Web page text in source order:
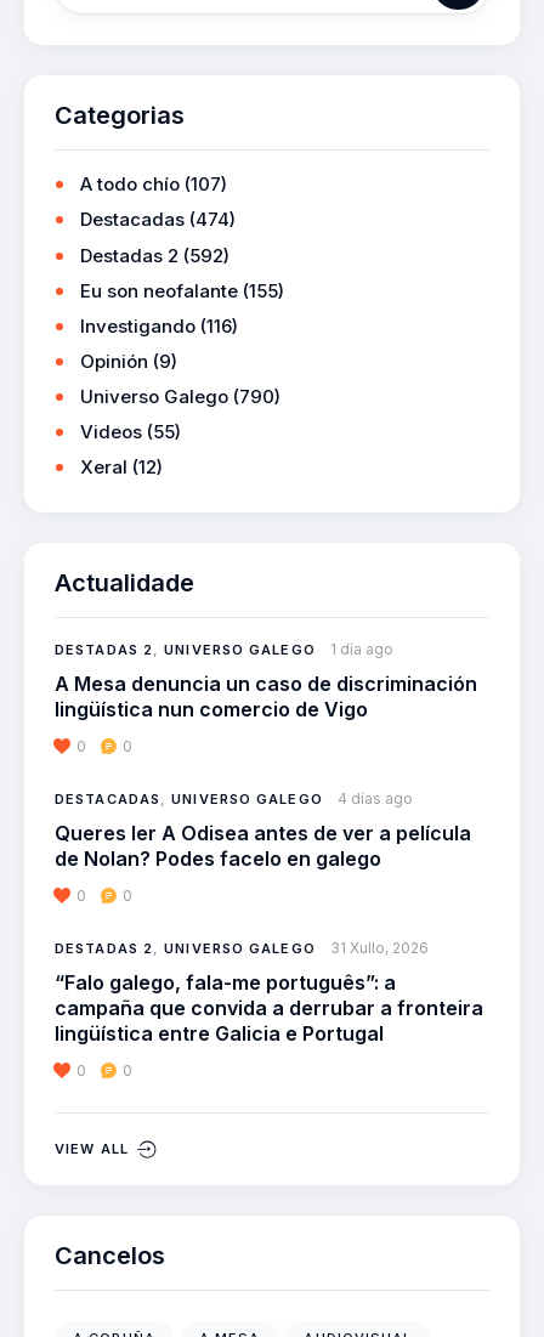
Categorias
A todo chío (107)
Destacadas (474)
Destadas 2 (592)
Eu son neofalante (155)
Investigando (116)
Opinión (9)
Universo Galego (790)
Videos (55)
Xeral (12)
Actualidade
DESTADAS 2,UNIVERSO GALEGO 1 día ago
A Mesa denuncia un caso de discriminación
lingüística nun comercio de Vigo
0 0
DESTACADAS ,UNIVERSO GALEGO 4 días ago
Queres ler A Odisea antes de ver a película
de Nolan? Podes facelo en galego
0 0
DESTADAS 2,UNIVERSO GALEGO 31 Xullo, 2026
“Falo galego, fala-me português”: a
campaña que convida a derrubar a fronteira
lingüística entre Galicia e Portugal
0 0
VIEW ALL
Cancelos